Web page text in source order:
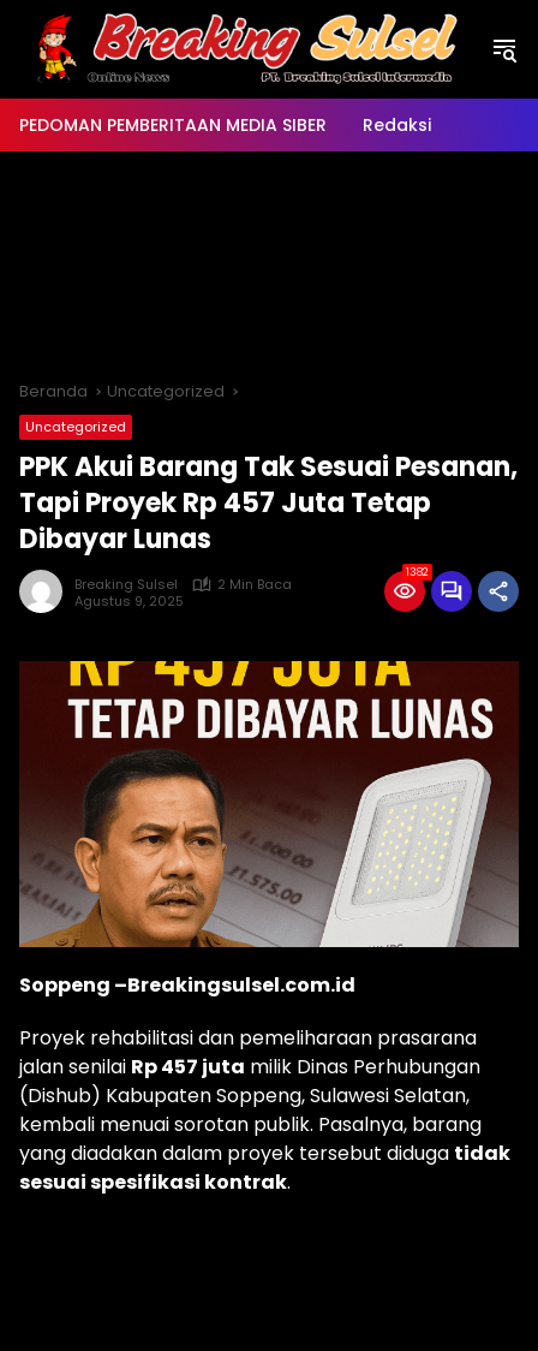
Langsung
konten
PEDOMAN PEMBERITAAN MEDIA SIBER Redaksi
Beranda Uncategorized
Uncategorized
PPK Akui Barang Tak Sesuai Pesanan,
Tapi Proyek Rp 457 Juta Tetap
Dibayar Lunas
Breaking Sulsel
2 Min Baca
Agustus 9, 2025
1382
Soppeng –Breakingsulsel.com.id
Proyek rehabilitasi dan pemeliharaan prasarana
jalan senilai Rp 457 juta milik Dinas Perhubungan
(Dishub) Kabupaten Soppeng, Sulawesi Selatan,
kembali menuai sorotan publik. Pasalnya, barang
yang diadakan dalam proyek tersebut diduga tidak
sesuai spesifikasi kontrak.